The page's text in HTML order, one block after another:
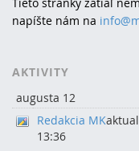
napíšte nám na
AKTIVITY
augusta 12
Redakcia MK
13:36